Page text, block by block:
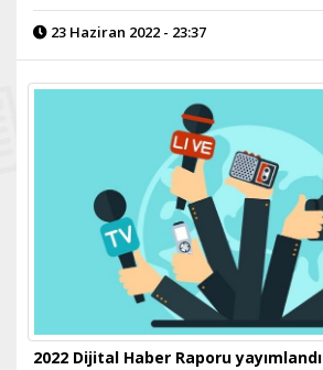
23 Haziran 2022 - 23:37
2022 Dijital Haber Raporu yayımlandı